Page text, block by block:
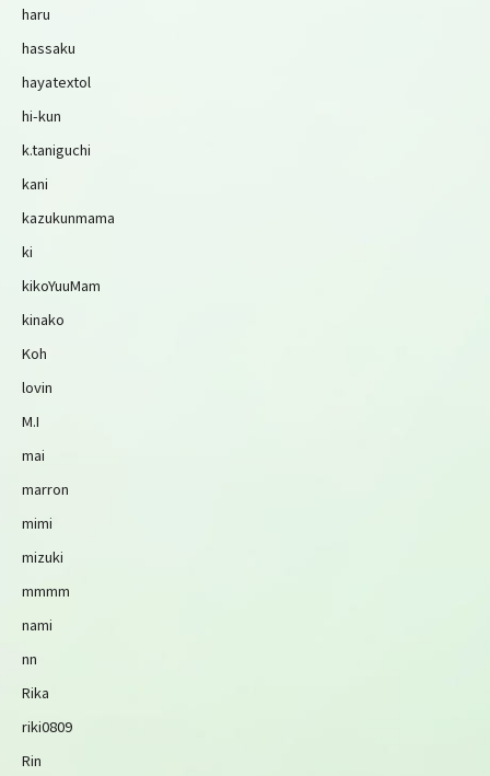
haru
hassaku
hayatextol
hi-kun
k.taniguchi
kani
kazukunmama
ki
kikoYuuMam
kinako
Koh
lovin
M.I
mai
marron
mimi
mizuki
mmmm
nami
nn
Rika
riki0809
Rin